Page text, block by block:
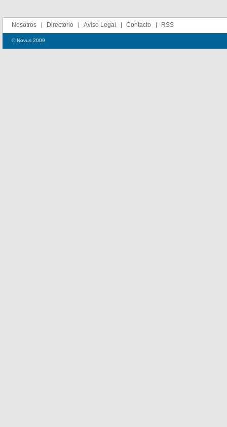
Nosotros Directorio Aviso Legal Contacto RSS
© Novus 2009